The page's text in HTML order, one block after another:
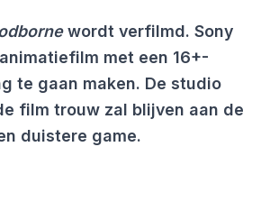
wordt verfilmd. Sony
met een 16+-
te gaan maken. De studio
film trouw zal blijven aan de
duistere game.